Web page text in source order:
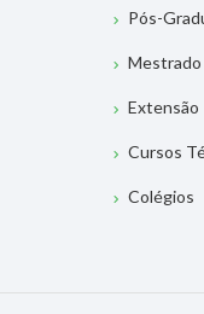
Pós-
Extensão
Cursos
Colégios